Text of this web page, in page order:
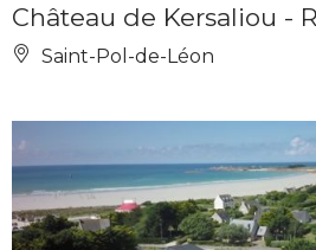
Château de Kersaliou -
Saint-Pol-de-Léon